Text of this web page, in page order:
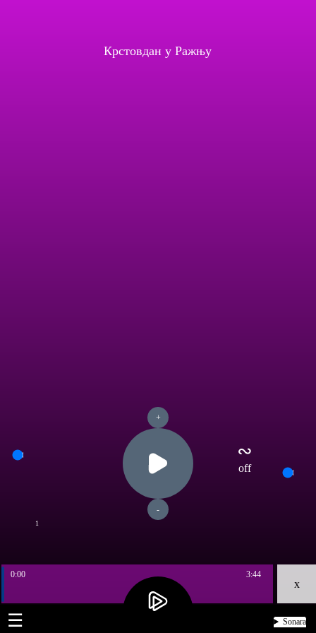
Крстовдан у Ражњу
+
-
1
∾
off
0:00 3:44
x
☰ Sonara